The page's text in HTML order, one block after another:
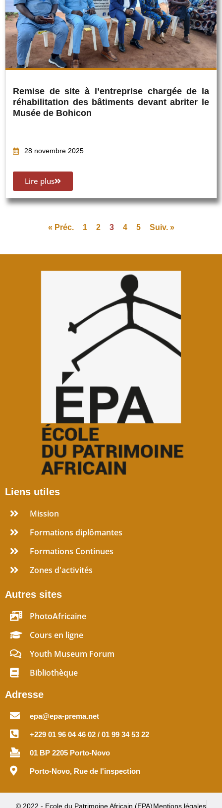
Remise de site à l’entreprise chargée de la
réhabilitation des bâtiments devant abriter le
Musée de Bohicon
28 novembre 2025
Lire plus
« Préc. 1 2 3 4 5 Suiv. »
Liens utiles
Mission
Formations diplômantes
Formations Continues
Zones d'activités
Autres sites
PhotoAfricaine
Cours en ligne
Youth Museum Forum
Bibliothèque
Adresse
epa@epa-prema.net
+229 01 96 04 46 02 / 01 99 34 53 22
01 BP 2205 Porto-Novo
Porto-Novo, Rue de l'inspection
© 2022 - Ecole du Patrimoine Africain (EPA)Mentions légales